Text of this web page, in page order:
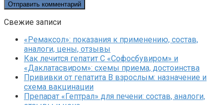
Свежие записи
«Ремаксол»: показания к применению, состав,
аналоги, цены, отзывы
Как лечится гепатит C «Софосбувиром» и
«Даклатасвиром»: схемы приема, достоинства
Прививки от гепатита В взрослым: назначение и
схема вакцинации
Препарат «Гептрал» для печени: состав, аналоги,